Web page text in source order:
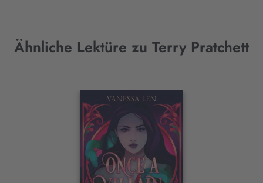
Ähnliche Lektüre zu Terry Pratchett